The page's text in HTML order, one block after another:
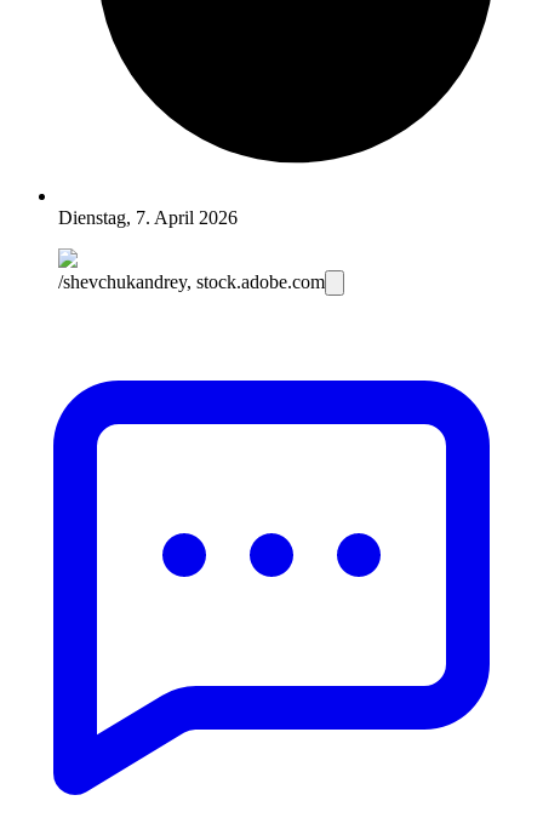
Dienstag, 7. April 2026
/shevchukandrey, stock.adobe.com